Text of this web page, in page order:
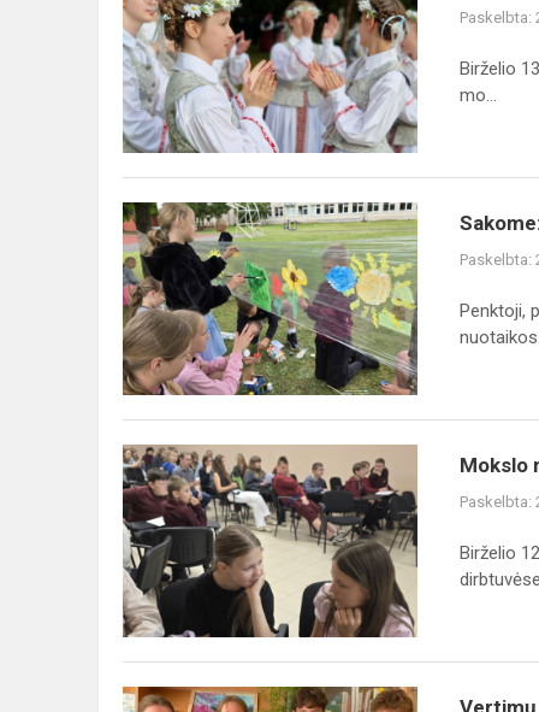
o
daina
vienija!
Paskelbta:
Birželio
mo...
Sakome:
„Sveika,
vasara!“
Paskelbta:
Penktoji,
Mokslo
metų
pabaigos
šventė
Veliuonos
Antano
ir
Jono
Juškų...
Mokslo
Paskelbta:
Birželio
Vertimų
Vertimų